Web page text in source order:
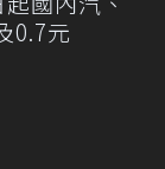
0.7元